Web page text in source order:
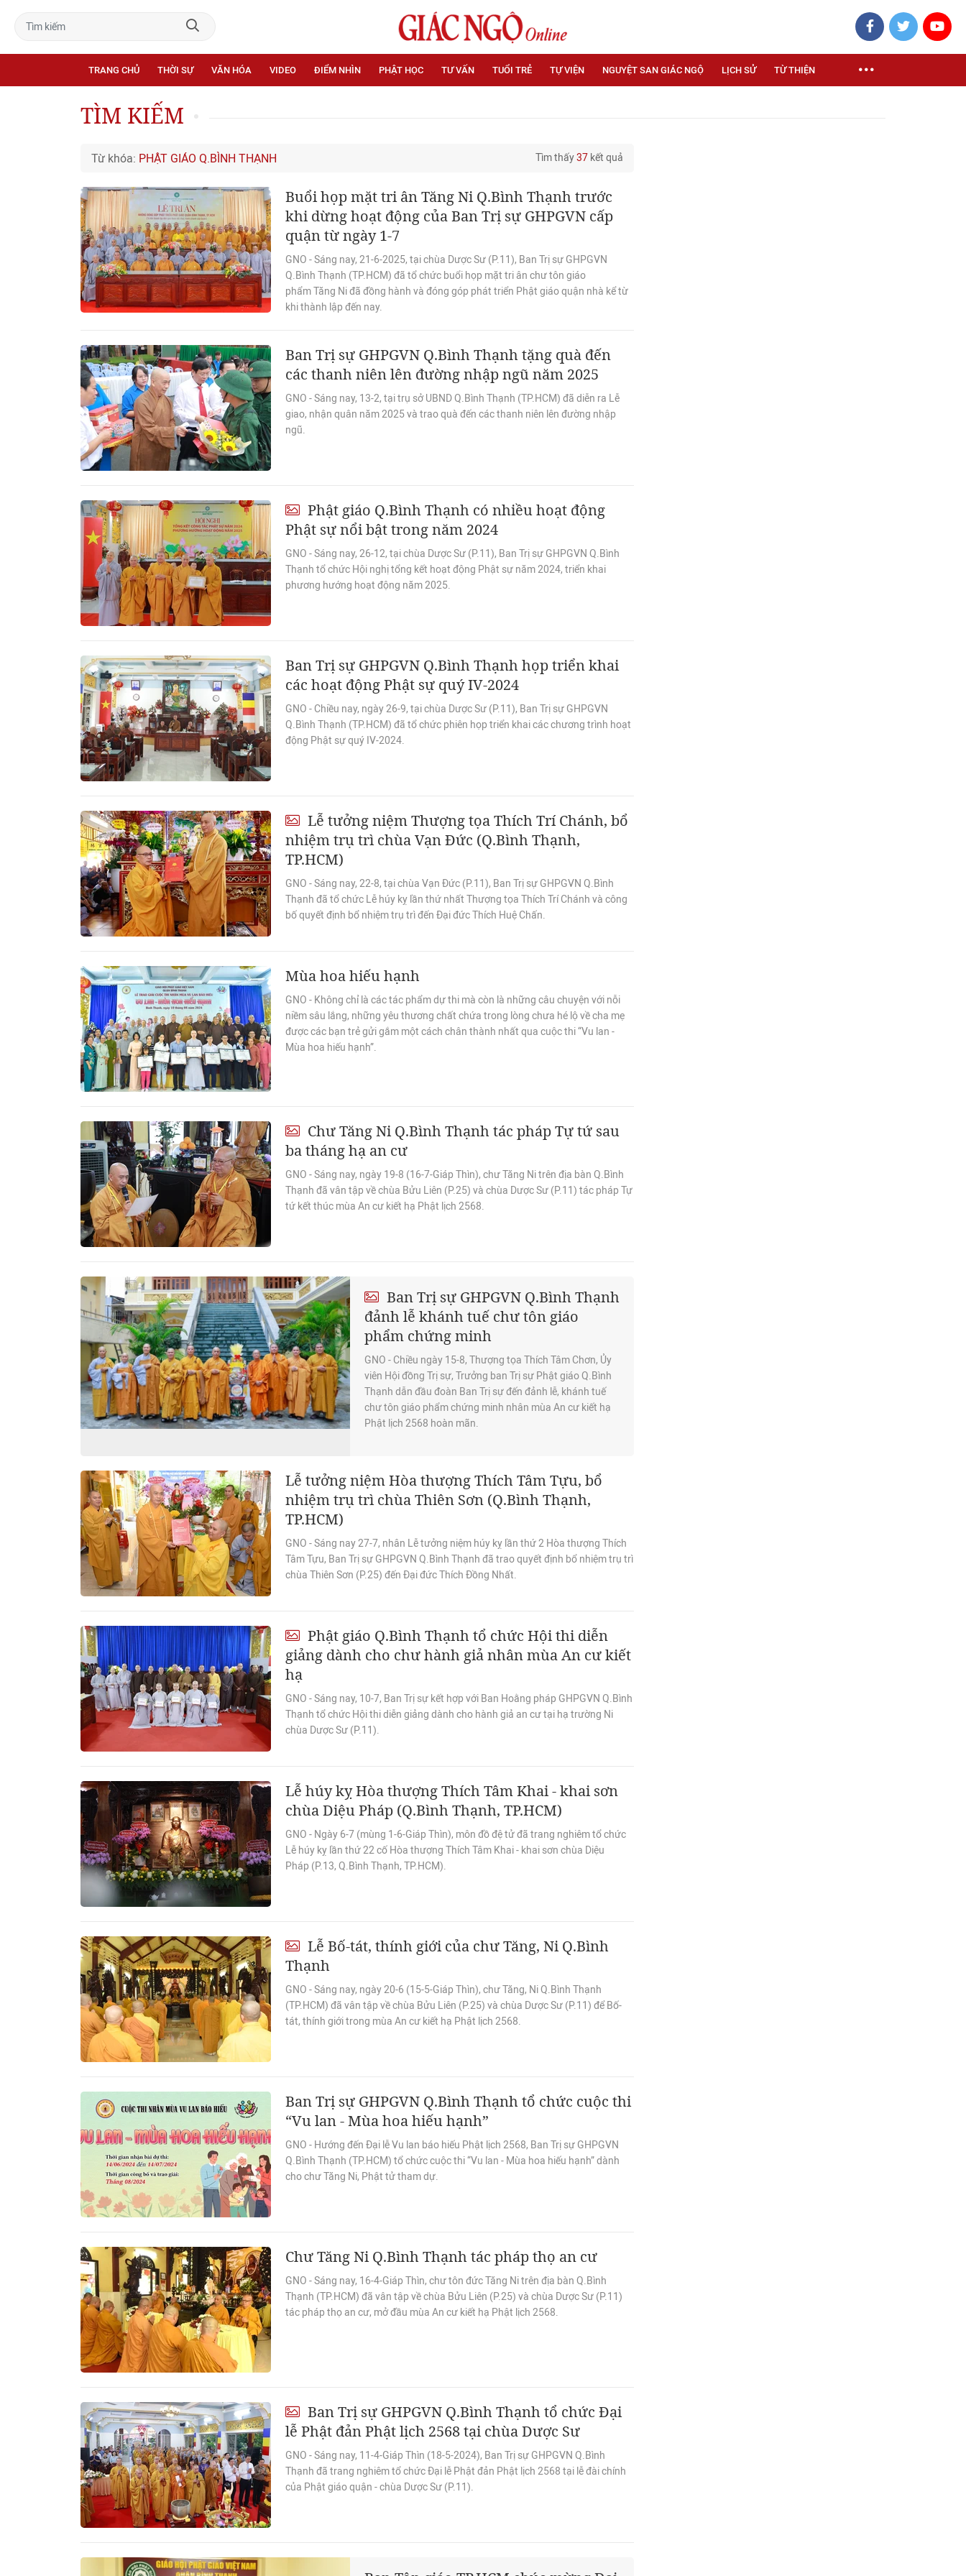
TRANG CHỦ THỜI SỰ VĂN HÓA VIDEO ĐIỂM NHÌN PHẬT HỌC TƯ VẤN TUỔI TRẺ TỰ VIỆN NGUYỆT SAN GIÁC NGỘ LỊCH SỬ TỪ THIỆN
TÌM KIẾM
Từ khóa: PHẬT GIÁO Q.BÌNH THẠNH Tìm thấy37 kết quả
Buổi họp mặt tri ân Tăng Ni Q.Bình Thạnh trước
khi dừng hoạt động của Ban Trị sự GHPGVN cấp
quận từ ngày 1-7
GNO - Sáng nay, 21-6-2025, tại chùa Dược Sư (P.11), Ban Trị sự GHPGVN
Q.Bình Thạnh (TP.HCM) đã tổ chức buổi họp mặt tri ân chư tôn giáo
phẩm Tăng Ni đã đồng hành và đóng góp phát triển Phật giáo quận nhà kể từ
khi thành lập đến nay.
Ban Trị sự GHPGVN Q.Bình Thạnh tặng quà đến
các thanh niên lên đường nhập ngũ năm 2025
GNO - Sáng nay, 13-2, tại trụ sở UBND Q.Bình Thạnh (TP.HCM) đã diễn ra Lễ
giao, nhận quân năm 2025 và trao quà đến các thanh niên lên đường nhập
ngũ.
Phật giáo Q.Bình Thạnh có nhiều hoạt động
Phật sự nổi bật trong năm 2024
GNO - Sáng nay, 26-12, tại chùa Dược Sư (P.11), Ban Trị sự GHPGVN Q.Bình
Thạnh tổ chức Hội nghị tổng kết hoạt động Phật sự năm 2024, triển khai
phương hướng hoạt động năm 2025.
Ban Trị sự GHPGVN Q.Bình Thạnh họp triển khai
các hoạt động Phật sự quý IV-2024
GNO - Chiều nay, ngày 26-9, tại chùa Dược Sư (P.11), Ban Trị sự GHPGVN
Q.Bình Thạnh (TP.HCM) đã tổ chức phiên họp triển khai các chương trình hoạt
động Phật sự quý IV-2024.
Lễ tưởng niệm Thượng tọa Thích Trí Chánh, bổ
nhiệm trụ trì chùa Vạn Đức (Q.Bình Thạnh,
TP.HCM)
GNO - Sáng nay, 22-8, tại chùa Vạn Đức (P.11), Ban Trị sự GHPGVN Q.Bình
Thạnh đã tổ chức Lễ húy kỵ lần thứ nhất Thượng tọa Thích Trí Chánh và công
bố quyết định bổ nhiệm trụ trì đến Đại đức Thích Huệ Chấn.
Mùa hoa hiếu hạnh
GNO - Không chỉ là các tác phẩm dự thi mà còn là những câu chuyện với nỗi
niềm sâu lắng, những yêu thương chất chứa trong lòng chưa hé lộ về cha mẹ
được các bạn trẻ gửi gắm một cách chân thành nhất qua cuộc thi “Vu lan -
Mùa hoa hiếu hạnh”.
Chư Tăng Ni Q.Bình Thạnh tác pháp Tự tứ sau
ba tháng hạ an cư
GNO - Sáng nay, ngày 19-8 (16-7-Giáp Thìn), chư Tăng Ni trên địa bàn Q.Bình
Thạnh đã vân tập về chùa Bửu Liên (P.25) và chùa Dược Sư (P.11) tác pháp Tự
tứ kết thúc mùa An cư kiết hạ Phật lịch 2568.
Ban Trị sự GHPGVN Q.Bình Thạnh
đảnh lễ khánh tuế chư tôn giáo
phẩm chứng minh
GNO - Chiều ngày 15-8, Thượng tọa Thích Tâm Chơn, Ủy
viên Hội đồng Trị sự, Trưởng ban Trị sự Phật giáo Q.Bình
Thạnh dẫn đầu đoàn Ban Trị sự đến đảnh lễ, khánh tuế
chư tôn giáo phẩm chứng minh nhân mùa An cư kiết hạ
Phật lịch 2568 hoàn mãn.
Lễ tưởng niệm Hòa thượng Thích Tâm Tựu, bổ
nhiệm trụ trì chùa Thiên Sơn (Q.Bình Thạnh,
TP.HCM)
GNO - Sáng nay 27-7, nhân Lễ tưởng niệm húy kỵ lần thứ 2 Hòa thượng Thích
Tâm Tựu, Ban Trị sự GHPGVN Q.Bình Thạnh đã trao quyết định bổ nhiệm trụ trì
chùa Thiên Sơn (P.25) đến Đại đức Thích Đồng Nhất.
Phật giáo Q.Bình Thạnh tổ chức Hội thi diễn
giảng dành cho chư hành giả nhân mùa An cư kiết
hạ
GNO - Sáng nay, 10-7, Ban Trị sự kết hợp với Ban Hoằng pháp GHPGVN Q.Bình
Thạnh tổ chức Hội thi diễn giảng dành cho hành giả an cư tại hạ trường Ni
chùa Dược Sư (P.11).
Lễ húy kỵ Hòa thượng Thích Tâm Khai - khai sơn
chùa Diệu Pháp (Q.Bình Thạnh, TP.HCM)
GNO - Ngày 6-7 (mùng 1-6-Giáp Thìn), môn đồ đệ tử đã trang nghiêm tổ chức
Lễ húy kỵ lần thứ 22 cố Hòa thượng Thích Tâm Khai - khai sơn chùa Diệu
Pháp (P.13, Q.Bình Thạnh, TP.HCM).
Lễ Bố-tát, thính giới của chư Tăng, Ni Q.Bình
Thạnh
GNO - Sáng nay, ngày 20-6 (15-5-Giáp Thìn), chư Tăng, Ni Q.Bình Thạnh
(TP.HCM) đã vân tập về chùa Bửu Liên (P.25) và chùa Dược Sư (P.11) để Bố-
tát, thính giới trong mùa An cư kiết hạ Phật lịch 2568.
Ban Trị sự GHPGVN Q.Bình Thạnh tổ chức cuộc thi
“Vu lan - Mùa hoa hiếu hạnh”
GNO - Hướng đến Đại lễ Vu lan báo hiếu Phật lịch 2568, Ban Trị sự GHPGVN
Q.Bình Thạnh (TP.HCM) tổ chức cuộc thi “Vu lan - Mùa hoa hiếu hạnh” dành
cho chư Tăng Ni, Phật tử tham dự.
Chư Tăng Ni Q.Bình Thạnh tác pháp thọ an cư
GNO - Sáng nay, 16-4-Giáp Thìn, chư tôn đức Tăng Ni trên địa bàn Q.Bình
Thạnh (TP.HCM) đã vân tập về chùa Bửu Liên (P.25) và chùa Dược Sư (P.11)
tác pháp thọ an cư, mở đầu mùa An cư kiết hạ Phật lịch 2568.
Ban Trị sự GHPGVN Q.Bình Thạnh tổ chức Đại
lễ Phật đản Phật lịch 2568 tại chùa Dược Sư
GNO - Sáng nay, 11-4-Giáp Thìn (18-5-2024), Ban Trị sự GHPGVN Q.Bình
Thạnh đã trang nghiêm tổ chức Đại lễ Phật đản Phật lịch 2568 tại lễ đài chính
của Phật giáo quận - chùa Dược Sư (P.11).